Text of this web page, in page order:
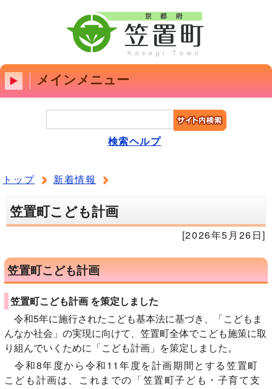
メインメニュー
検索ヘルプ
トップ 新着情報
笠置町こども計画
[2026年5月26日]
笠置町こども計画
笠置町こども計画 を策定しました
令和5年に施行されたこども基本法に基づき、「こどもま
んなか社会」の実現に向けて、笠置町全体でこども施策に取
り組んでいくために「こども計画」を策定しました。
令和8年度から令和11年度を計画期間とする笠置町
こども計画は、これまでの「笠置町子ども・子育て支